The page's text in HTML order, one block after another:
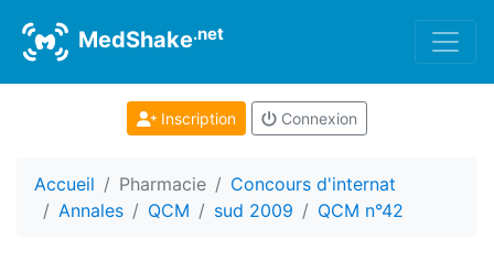
MedShake.net
Inscription Connexion
Accueil Pharmacie
Concours d'internat
Annales
QCM sud 2009 QCM n°42